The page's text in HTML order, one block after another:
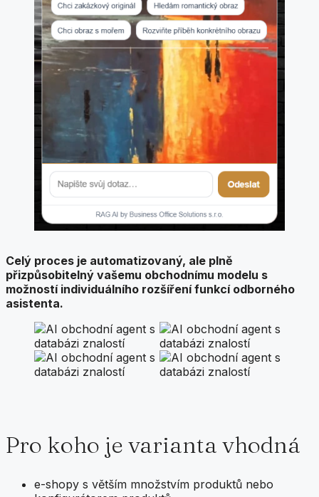
Celý proces je automatizovaný, ale plně
přizpůsobitelný vašemu obchodnímu modelu s
možností individuálního rozšíření funkcí odborného
asistenta.
Pro koho je varianta vhodná
e-shopy s větším množstvím produktů nebo